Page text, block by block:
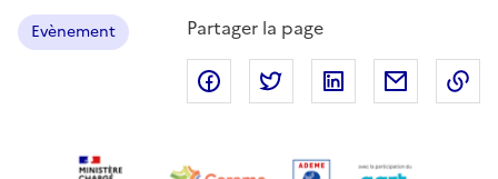
Evènement
Partager la page
Partager surFacebook
Partager surTwitter
Partager sur